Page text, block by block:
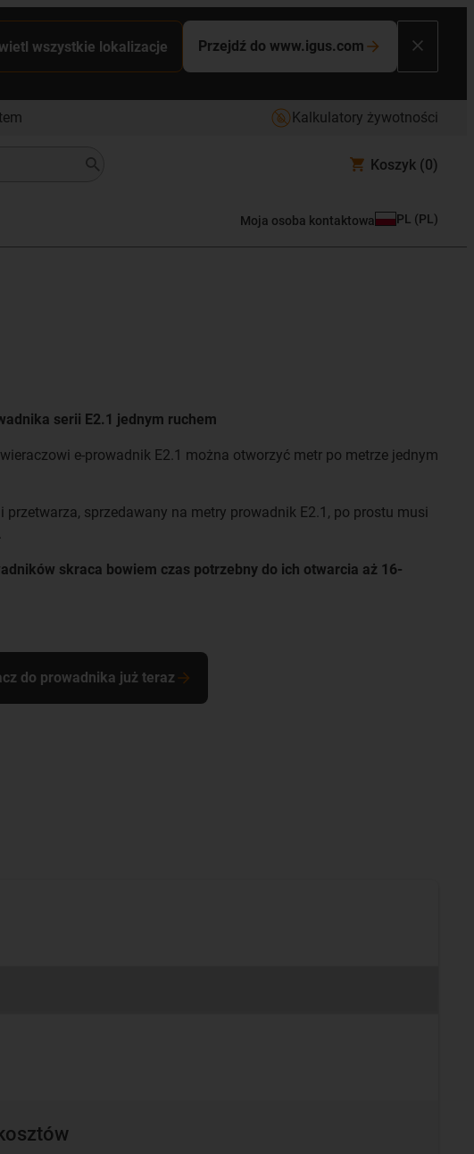
wszystkie lokalizacje Przejdź do www.igus.com
Kalkulatory żywotności
Koszyk (0)
Moja osoba kontaktowa PL (PL )
serii E2.1 jednym ruchem
e-prowadnik E2.1 można otworzyć metr po metrze jednym
i przetwarza, sprzedawany na metry prowadnik E2.1, po prostu musi
skraca bowiem czas potrzebny do ich otwarcia aż 16-
do prowadnika już teraz